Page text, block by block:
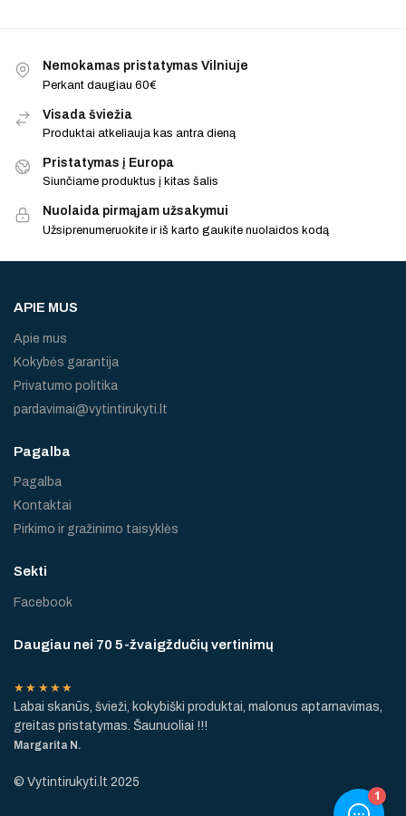
Nemokamas pristatymas Vilniuje
Perkant daugiau 60€
Visada šviežia
Produktai atkeliauja kas antra dieną
Pristatymas į Europa
Siunčiame produktus į kitas šalis
Nuolaida pirmąjam užsakymui
Užsiprenumeruokite ir iš karto gaukite nuolaidos kodą
APIE MUS
Apie mus
Kokybės garantija
Privatumo politika
pardavimai@vytintirukyti.lt
Pagalba
Pagalba
Kontaktai
Pirkimo ir gražinimo taisyklės
Sekti
Facebook
Daugiau nei 70 5-žvaigždučių vertinimų
★★★★★
Labai skanūs, švieži, kokybiški produktai, malonus aptarnavimas,
greitas pristatymas. Šaunuoliai !!!
Margarita N.
© Vytintirukyti.lt 2025